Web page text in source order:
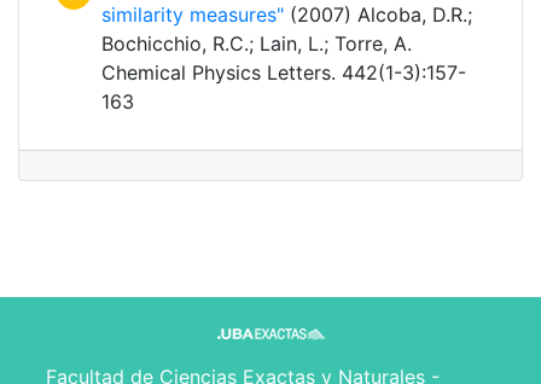
similarity measures" (2007) Alcoba, D.R.;
Bochicchio, R.C.; Lain, L.; Torre, A.
Chemical Physics Letters. 442(1-3):157-
163
Facultad de Ciencias Exactas y Naturales -